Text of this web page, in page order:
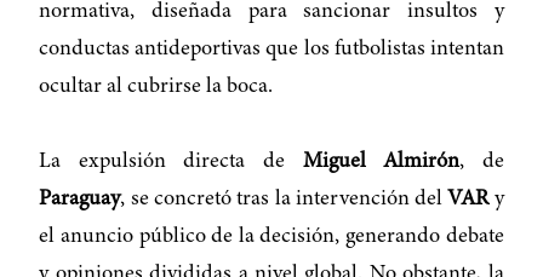
normativa, diseñada para sancionar insultos y
conductas antideportivas que los futbolistas intentan
ocultar al cubrirse la boca.
La expulsión directa de Miguel Almirón, de
Paraguay, se concretó tras la intervención del VARy
el anuncio público de la decisión, generando debate